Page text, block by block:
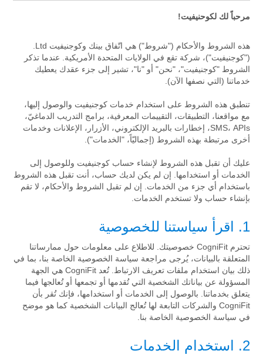
مرحباً لك لكوحنيفيت!
("كوجنيفيت")، شركة تقع في الولايات المتحدة الأمريكية. عندما تذكر
الشروط "كوجنيفيت"، "نحن" أو "نا"، تشير إلى جزء عقدك يعطيك
خدماتنا (التي نصفها الآن).
تنطبق هذه الشروط على استخدام خدمات كوجنيفيت والوصول إليها،
مع مواقعنا، التطبيقات، التقييمات المعرفية، برامج التدريب الدماغيّ،
SMS، APIs، إخطارات بالبريد الإلكتروني، الأزرار، الإعلانات وخدمات
أخرى مرتبطة بهذه الشروط (إجماليّاً، "الخدمات").
عليك أن تقبل هذه الشروط لإنشاء حساب كوجنيفيت وللوصول إلى
الخدمات أو استخدامها. إن لم يكن لديك حساب، أنت تقبل هذه الشروط
باستخدام أي جزء من الخدمات. إن لم تقبل الشروط والأحكام، لا تقم
بإنشاء حساب ولا تستخدم الخدمات.
1. اقرأ سياستنا للخصوصية
تحترم CogniFit خصوصيتك. للاطلاع على معلومات حول ممارساتنا
المتعلقة بالبيانات، يُرجى مراجعة سياسة الخصوصية الخاصة بنا، بما في
ذلك بيان استخدام ملفات تعريف الارتباط. تُعد CogniFit هي الجهة
المسؤولة عن بياناتك الشخصية التي تُقدمها أو تجمعها أو تُعالجها فيما
يتعلق بخدماتنا. بالوصول إلى الخدمات أو استخدامها، فإنك تُقر بأن
CogniFit والشركات التابعة لها تُعالج البيانات الشخصية كما هو موضح
في سياسة الخصوصية الخاصة بنا.
2. استخدام الخدمات